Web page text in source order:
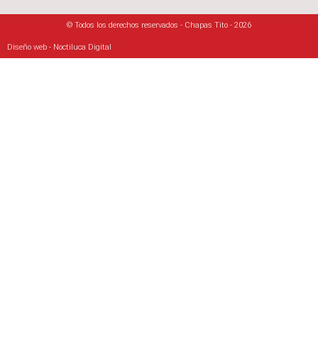
© Todos los derechos reservados - Chapas Tito - 2026
Diseño web - Noctiluca Digital